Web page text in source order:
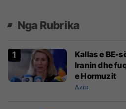
Nga Rubrika
Kallas e BE-
Iranin dhe
e Hormuzit
Azia